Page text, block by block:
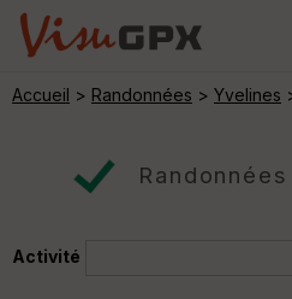
Accueil > Randonnées > Yvelines
Activité